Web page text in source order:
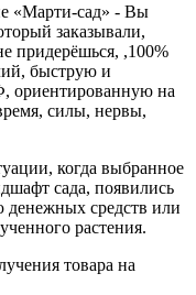
«Марти-сад» - Вы
заказывали,
придерёшься, ,100%
быструю и
ориентированную на
силы, нервы,
когда выбранное
сада, появились
денежных средств или
растения.
товара на